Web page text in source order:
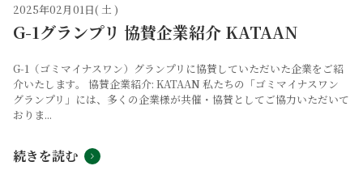
2025年02月01日( 土 )
G-1グランプリ 協賛企業紹介 KATAAN
G-1（ゴミマイナスワン）グランプリに協賛していただいた企業をご紹
介いたします。 協賛企業紹介: KATAAN 私たちの「ゴミマイナスワン
グランプリ」には、多くの企業様が共催・協賛としてご協力いただいて
おりま...
続きを読む